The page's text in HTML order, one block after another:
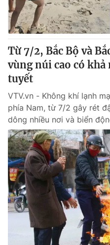
Thế giới đó đây
Câu chuyện quốc tế
Tài chính
Thị trường
Góc doanh nghiệp
Dữ liệu và đời sống
Truyền hình
Phim VTV
Hậu trường
Nhân vật
Khán giả
Giải sao mai
Giải trí
Điện ảnh
Âm nhạc
Sao
Đời sống
Du lịch
Làm đẹp
Chất lượng cuộc sống
Giáo dục
Tuyển sinh
Học trực tuyến
Công nghệ
Hitech Công nghệ tương
Sản phẩm
Thị trường
Giao lưu trực tuyến
Lịch phát sóng
Từ 7/2, Bắc Bộ và
vùng núi cao có khả
tuyết
VTV.vn - Không khí lạnh
phía Nam, từ 7/2 gây rét
dông nhiều nơi và biển